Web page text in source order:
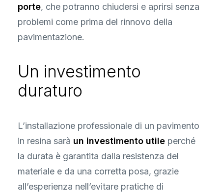
porte, che potranno chiudersi e aprirsi senza
problemi come prima del rinnovo della
pavimentazione.
Un investimento
duraturo
L’installazione professionale di un pavimento
in resina sarà un investimento utile perché
la durata è garantita dalla resistenza del
materiale e da una corretta posa, grazie
all’esperienza nell’evitare pratiche di